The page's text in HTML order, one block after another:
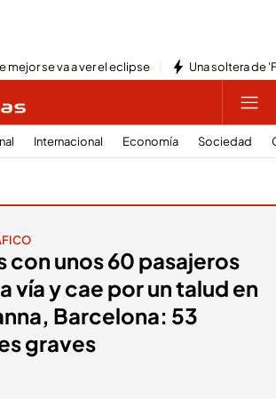
mejor se va a ver el eclipse Una soltera de
Internacional Economía Sociedad
con unos 60 pasajeros
vía y cae por un talud en
Barcelona: 53
graves